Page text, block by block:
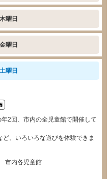
木曜日
金曜日
土曜日
2回、市内の全児童館で開催して
、いろいろな遊びを体験できま
市内各児童館